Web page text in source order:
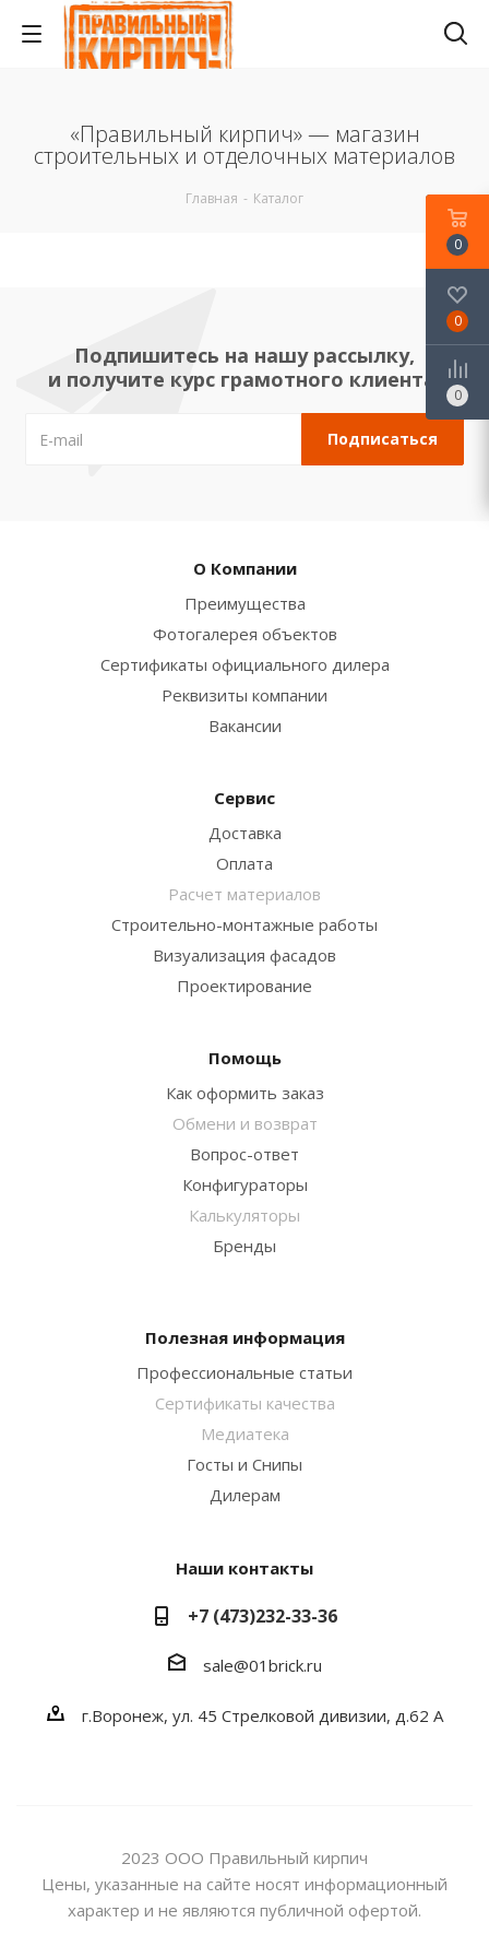
«Правильный кирпич» — магазин
строительных и отделочных материалов
Главная - Каталог
Подпишитесь на нашу рассылку,
и получите курс грамотного клиента!
О Компании
Преимущества
Фотогалерея объектов
Сертификаты официального дилера
Реквизиты компании
Вакансии
Сервис
Доставка
Оплата
Расчет материалов
Строительно-монтажные работы
Визуализация фасадов
Проектирование
Помощь
Как оформить заказ
Обмени и возврат
Вопрос-ответ
Конфигураторы
Калькуляторы
Бренды
Полезная информация
Профессиональные статьи
Сертификаты качества
Медиатека
Госты и Снипы
Дилерам
Наши контакты
+7 (473)232-33-36
sale@01brick.ru
г.Воронеж, ул. 45 Стрелковой дивизии, д.62 А
2023 ООО Правильный кирпич
Цены, указанные на сайте носят информационный
характер и не являются публичной офертой.
0
0
0